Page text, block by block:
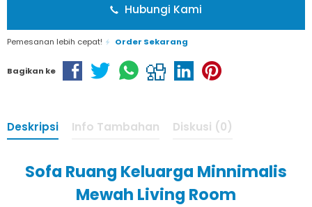
Hubungi Kami
Pemesanan lebih cepat! Order Sekarang
Bagikan ke
Deskripsi Info Tambahan Diskusi (0)
Sofa Ruang Keluarga Minnimalis
Mewah Living Room